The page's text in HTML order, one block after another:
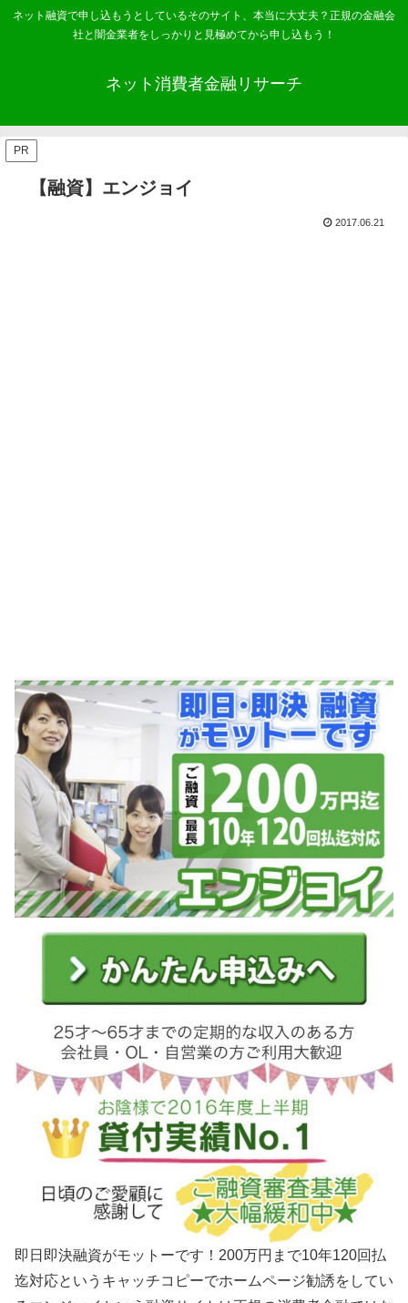
ネット融資で申し込もうとしているそのサイト、本当に大丈夫？正規の金融会
社と闇金業者をしっかりと見極めてから申し込もう！
ネット消費者金融リサーチ
PR
【融資】エンジョイ
2017.06.21
即日即決融資がモットーです！200万円まで10年120回払
迄対応というキャッチコピーでホームページ勧誘をしてい